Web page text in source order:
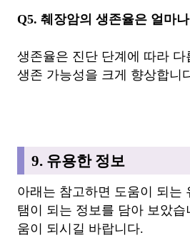
Q5. 췌장암의 생존율은 얼마
생존율은 진단 단계에 따라
생존 가능성을 크게 향상합니
9. 유용한 정보
아래는 참고하면 도움이 되는
탬이 되는 정보를 담아 보았습
움이 되시길 바랍니다.